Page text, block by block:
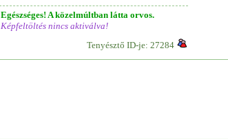
Egészséges! A közelmúltban látta orvos.
Képfeltöltés nincs aktiválva!
Tenyésztő ID-je: 27284